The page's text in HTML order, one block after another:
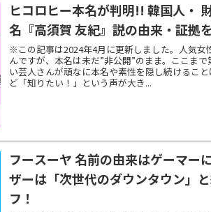
ヒコロヒー本名が判明!! 韓国人・
名『高須賀 友紀』説の由来・証拠
※この記事は2024年4月に更新しました。人気女
んですが、本名は未だ”非公開”のまま。ここま
い芸人さんが頑なに本名や素性を隠し続けるこ
ど「知りたい！」という声が大き...
フースーヤ 名前の由来はゲーマー
ザーは「次世代のダウンタウン」
フ！